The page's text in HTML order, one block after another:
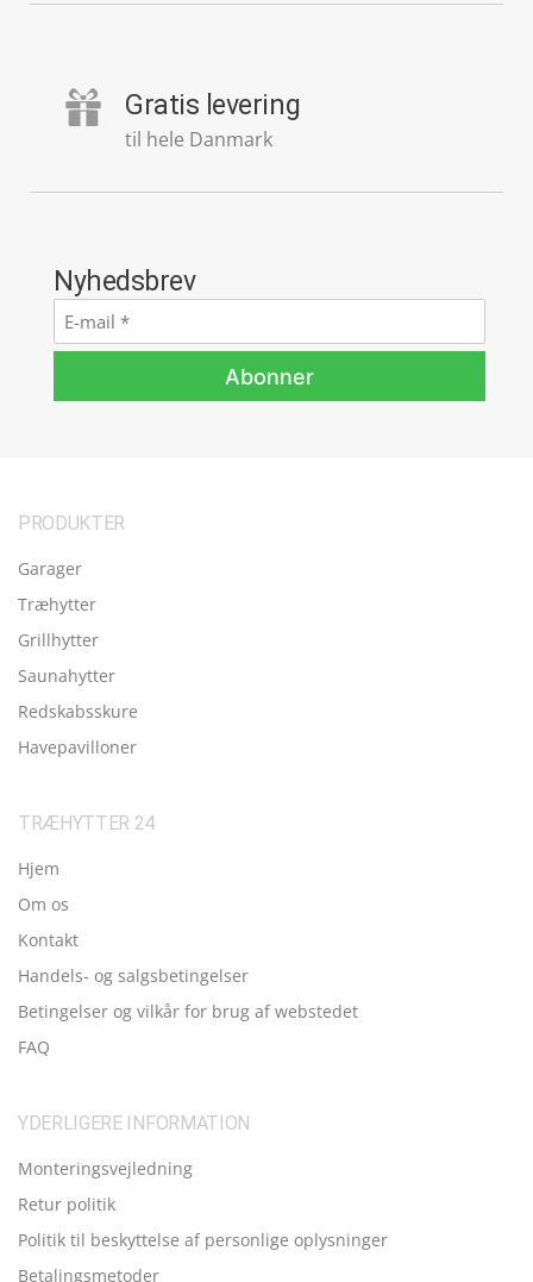
Gratis levering
til hele Danmark
Nyhedsbrev
E-
mail*
Abonner
PRODUKTER
Garager
Træhytter
Grillhytter
Saunahytter
Redskabsskure
Havepavilloner
TRÆHYTTER 24
Hjem
Om os
Kontakt
Handels- og salgsbetingelser
Betingelser og vilkår for brug af webstedet
FAQ
YDERLIGERE INFORMATION
Monteringsvejledning
Retur politik
Politik til beskyttelse af personlige oplysninger
Betalingsmetoder